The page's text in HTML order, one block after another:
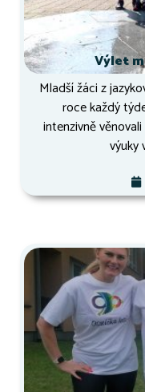
Výlet
Mladší žáci z
roce každý
intenzivně
výuky